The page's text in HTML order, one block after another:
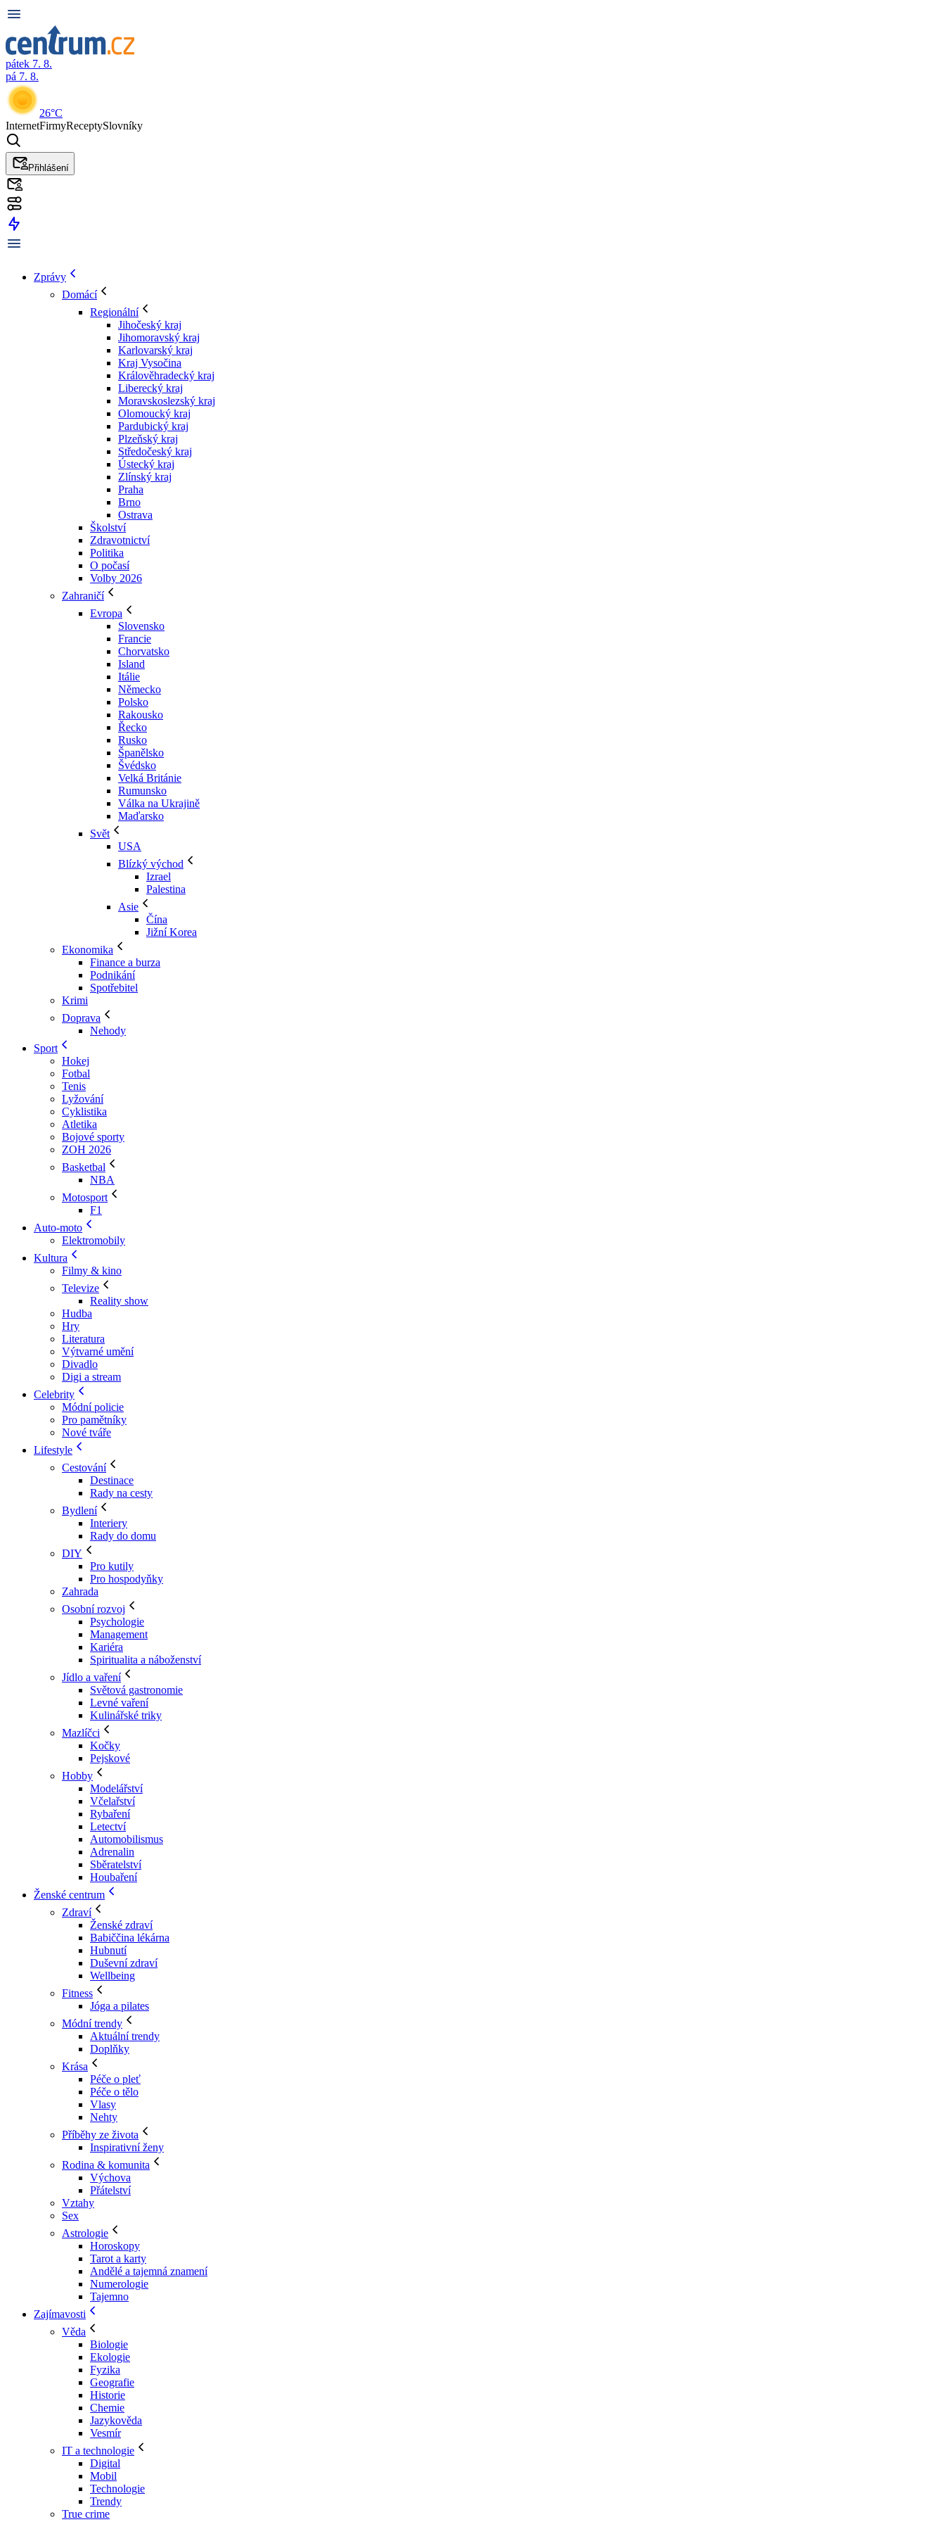
pátek 7. 8.
pá 7. 8.
26°C
InternetFirmyReceptySlovníky
Přihlášení
Zprávy
Domácí
Regionální
Jihočeský kraj
Jihomoravský kraj
Karlovarský kraj
Kraj Vysočina
Králověhradecký kraj
Liberecký kraj
Moravskoslezský kraj
Olomoucký kraj
Pardubický kraj
Plzeňský kraj
Středočeský kraj
Ústecký kraj
Zlínský kraj
Praha
Brno
Ostrava
Školství
Zdravotnictví
Politika
O počasí
Volby 2026
Zahraničí
Evropa
Slovensko
Francie
Chorvatsko
Island
Itálie
Německo
Polsko
Rakousko
Řecko
Rusko
Španělsko
Švédsko
Velká Británie
Rumunsko
Válka na Ukrajině
Maďarsko
Svět
USA
Blízký východ
Izrael
Palestina
Asie
Čína
Jižní Korea
Ekonomika
Finance a burza
Podnikání
Spotřebitel
Krimi
Doprava
Nehody
Sport
Hokej
Fotbal
Tenis
Lyžování
Cyklistika
Atletika
Bojové sporty
ZOH 2026
Basketbal
NBA
Motosport
F1
Auto-moto
Elektromobily
Kultura
Filmy & kino
Televize
Reality show
Hudba
Hry
Literatura
Výtvarné umění
Divadlo
Digi a stream
Celebrity
Módní policie
Pro pamětníky
Nové tváře
Lifestyle
Cestování
Destinace
Rady na cesty
Bydlení
Interiery
Rady do domu
DIY
Pro kutily
Pro hospodyňky
Zahrada
Osobní rozvoj
Psychologie
Management
Kariéra
Spiritualita a náboženství
Jídlo a vaření
Světová gastronomie
Levné vaření
Kulinářské triky
Mazlíčci
Kočky
Pejskové
Hobby
Modelářství
Včelařství
Rybaření
Letectví
Automobilismus
Adrenalin
Sběratelství
Houbaření
Ženské centrum
Zdraví
Ženské zdraví
Babiččina lékárna
Hubnutí
Duševní zdraví
Wellbeing
Fitness
Jóga a pilates
Módní trendy
Aktuální trendy
Doplňky
Krása
Péče o pleť
Péče o tělo
Vlasy
Nehty
Příběhy ze života
Inspirativní ženy
Rodina & komunita
Výchova
Přátelství
Vztahy
Sex
Astrologie
Horoskopy
Tarot a karty
Andělé a tajemná znamení
Numerologie
Tajemno
Zajímavosti
Věda
Biologie
Ekologie
Fyzika
Geografie
Historie
Chemie
Jazykověda
Vesmír
IT a technologie
Digital
Mobil
Technologie
Trendy
True crime